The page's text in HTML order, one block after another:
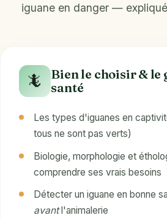
iguane en danger —
🦎
Bien le choisir & le
santé
Les types d'iguanes en
tous ne sont pas verts)
Biologie, morphologie et
comprendre ses vrais besoins
Détecter un iguane en bonne
avantl'animalerie